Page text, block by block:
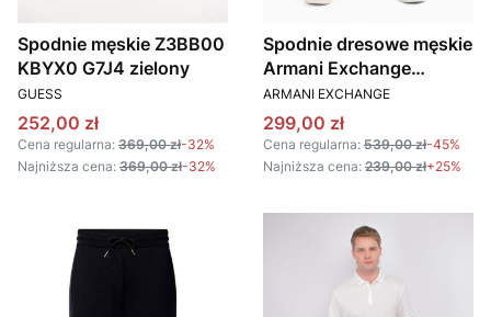
Spodnie męskie Z3BB00
KBYX0 G7J4 zielony
PRODUCENT
GUESS
Cena promocyjna
252,00 zł
Cena regularna: 369,00 zł-32%
Najniższa cena: 369,00 zł-32%
Spodnie dresowe męskie
Armani Exchange
3DZPHA ZJXQZ
granatowy
PRODUCENT
ARMANI EXCHANGE
Cena promocyjna
299,00 zł
Cena regularna: 539,00 zł-45%
Najniższa cena: 239,00 zł+25%